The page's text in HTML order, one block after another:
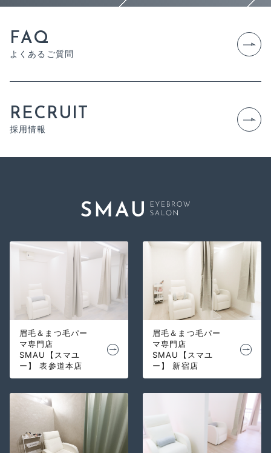
FAQ
よ く ある ご質問
REC RU I T
採用情報
眉毛＆まつ毛パー
マ専門店
SMAU【スマユ
ー】 表参道本店
眉毛＆まつ毛パー
マ専門店
SMAU【スマユ
ー】 新宿店